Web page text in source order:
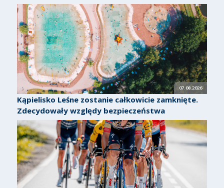
07.08.2026
Kąpielisko Leśne zostanie całkowicie zamknięte.
Zdecydowały względy bezpieczeństwa